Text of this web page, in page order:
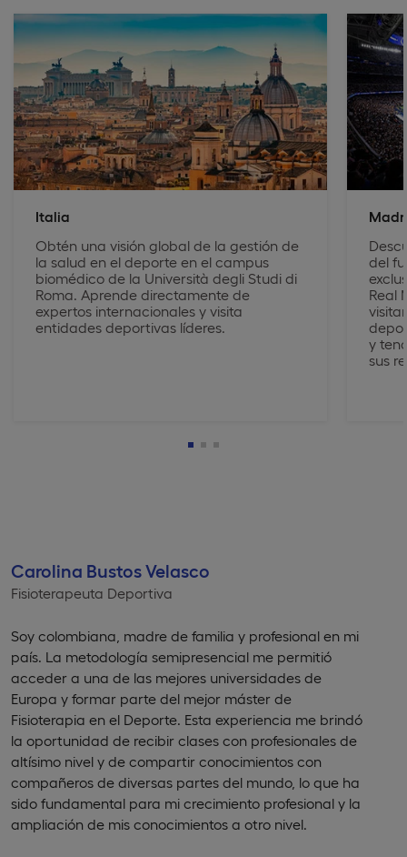
Italia
Obtén una visión global de la gestión de
la salud en el deporte en el campus
biomédico de la Università degli Studi di
Roma. Aprende directamente de
expertos internacionales y visita
entidades deportivas líderes.
del
Real
y
sus
Carolina Bustos Velasco
Fisioterapeuta Deportiva
Soy colombiana, madre de familia y profesional en mi
país. La metodología semipresencial me permitió
acceder a una de las mejores universidades de
Europa y formar parte del mejor máster de
Fisioterapia en el Deporte. Esta experiencia me brindó
la oportunidad de recibir clases con profesionales de
altísimo nivel y de compartir conocimientos con
compañeros de diversas partes del mundo, lo que ha
sido fundamental para mi crecimiento profesional y la
ampliación de mis conocimientos a otro nivel.